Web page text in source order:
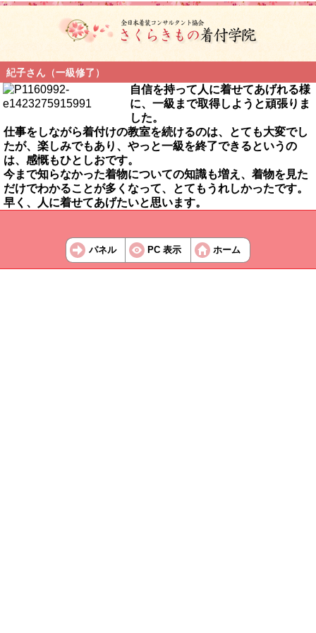
紀子さん（一級修了）
自信を持って人に着せてあげれる様
に、一級まで取得しようと頑張りま
した。
仕事をしながら着付けの教室を続けるのは、とても大変でし
たが、楽しみでもあり、やっと一級を終了できるというの
は、感慨もひとしおです。
今まで知らなかった着物についての知識も増え、着物を見た
だけでわかることが多くなって、とてもうれしかったです。
早く、人に着せてあげたいと思います。
パネル PC 表示 ホーム